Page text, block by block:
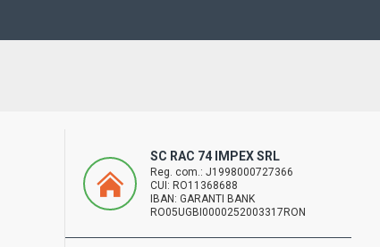
SC RAC 74 IMPEX SRL
Reg. com.: J1998000727366
CUI: RO11368688
IBAN: GARANTI BANK
RO05UGBI0000252003317RON